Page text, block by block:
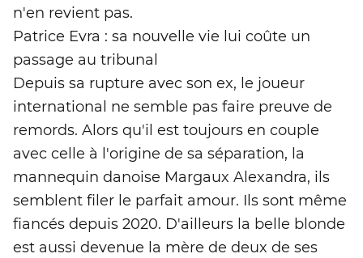
n'en revient pas.
Patrice Evra : sa nouvelle vie lui coûte un
passage au tribunal
Depuis sa rupture avec son ex, le joueur
international ne semble pas faire preuve de
remords. Alors qu'il est toujours en couple
avec celle à l'origine de sa séparation, la
mannequin danoise Margaux Alexandra, ils
semblent filer le parfait amour. Ils sont même
fiancés depuis 2020. D'ailleurs la belle blonde
est aussi devenue la mère de deux de ses